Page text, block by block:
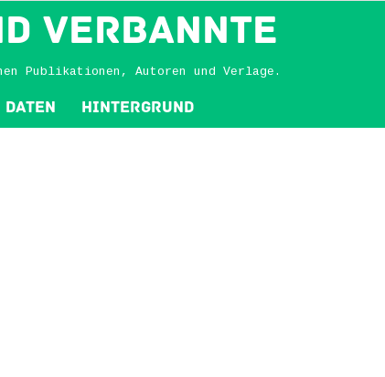
VERBANNTE
Publikationen, Autoren und Verlage.
Daten Hintergrund